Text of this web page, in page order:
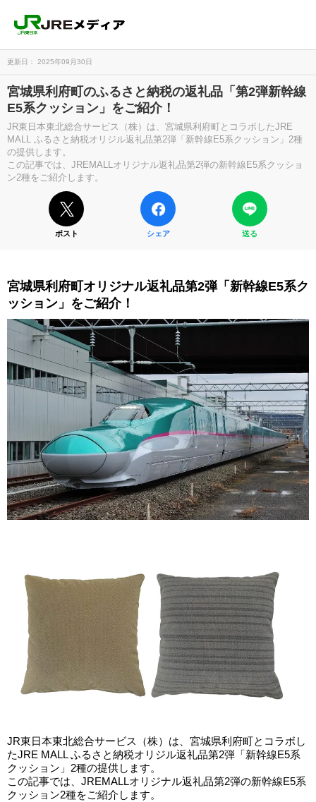
更新日： 2025年09月30日
宮城県利府町のふるさと納税の返礼品「第2弾新幹線
E5系クッション」をご紹介！
JR東日本東北総合サービス（株）は、宮城県利府町とコラボしたJRE
MALL ふるさと納税オリジル返礼品第2弾「新幹線E5系クッション」2種
の提供します。
この記事では、JREMALLオリジナル返礼品第2弾の新幹線E5系クッショ
ン2種をご紹介します。
ポスト シェア 送る
宮城県利府町オリジナル返礼品第2弾「新幹線E5系ク
ッション」をご紹介！
JR東日本東北総合サービス（株）は、宮城県利府町とコラボし
たJRE MALL ふるさと納税オリジル返礼品第2弾「新幹線E5系
クッション」2種の提供します。
この記事では、JREMALLオリジナル返礼品第2弾の新幹線E5系
クッション2種をご紹介します。